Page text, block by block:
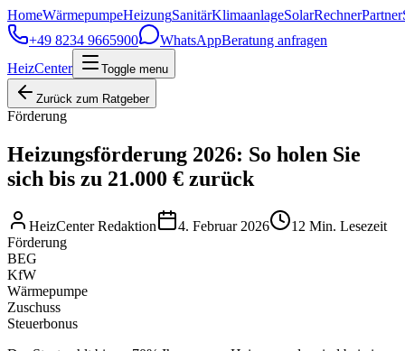
HomeWärmepumpeHeizungSanitärKlimaanlageSolarRechnerPartner
+49 8234 9665900
WhatsAppBeratung anfragen
HeizCenter
Toggle menu
Zurück zum Ratgeber
Förderung
Heizungsförderung 2026: So holen Sie
sich bis zu 21.000 € zurück
HeizCenter Redaktion 4. Februar 2026 12 Min. Lesezeit
Förderung
BEG
KfW
Wärmepumpe
Zuschuss
Steuerbonus